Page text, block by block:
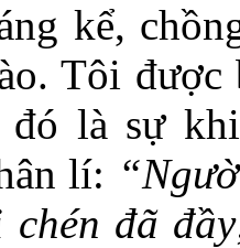
kể,
Tôi
đó là sự
lí:
chén đã